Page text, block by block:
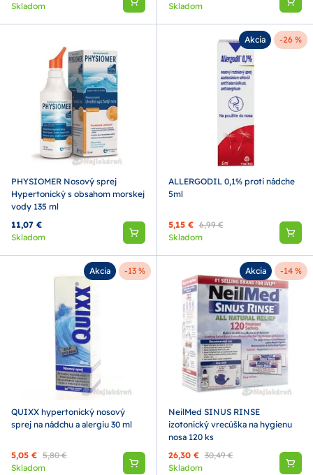
Skladom
Skladom
PHYSIOMER Nosový sprej
Hypertonický s obsahom morskej
vody 135 ml
11,07 €
Skladom
Akcia -26 %
ALLERGODIL 0,1% proti nádche
5ml
5,15 € 6,99 €
Skladom
Akcia -13 %
QUIXX hypertonický nosový
sprej na nádchu a alergiu 30 ml
5,05 € 5,80 €
Skladom
Akcia -14 %
NeilMed SINUS RINSE
izotonický vrecúška na hygienu
nosa 120 ks
26,30 € 30,49 €
Skladom